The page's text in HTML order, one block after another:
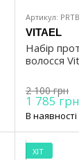
Артикул:
VITAEL
Набір
волосся
2 100 грн
1 785 грн
В наявності
ХІТ